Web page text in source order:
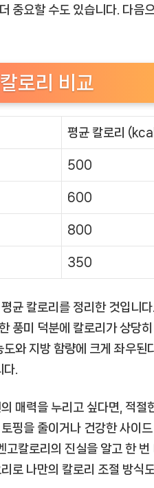
중요할 수도 있습니다. 다음
로리 비교
평균 칼로리
500
600
800
350
균 칼로리를 정리한 것입니
풍미 덕분에 칼로리가 상당
와 지방 함량에 크게 좌우된
.
매력을 누리고 싶다면, 적절
핑을 줄이거나 건강한 사이
고칼로리 의 진실을 알고 한 번
로 나만의 칼로리 조절 방식